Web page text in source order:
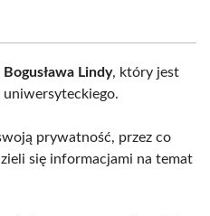
Bogusława Lindy, który jest
prywatność, przez co
się informacjami na temat